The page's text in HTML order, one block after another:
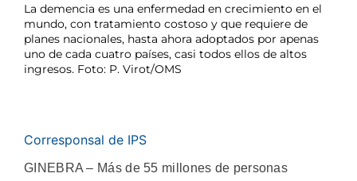
La demencia es una enfermedad en crecimiento en el
mundo, con tratamiento costoso y que requiere de
planes nacionales, hasta ahora adoptados por apenas
uno de cada cuatro países, casi todos ellos de altos
ingresos. Foto: P. Virot/OMS
Corresponsal de IPS
GINEBRA – Más de 55 millones de personas